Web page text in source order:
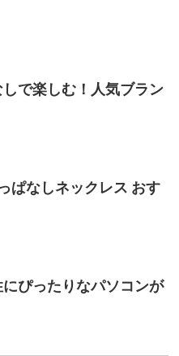
で楽しむ！人気ブラン
ぱなしネックレス おす
ぴったりなパソコンが